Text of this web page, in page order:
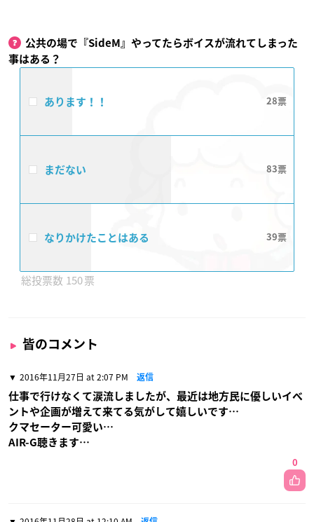
公共の場で『SideM』やってたらボイスが流れてしまった
事はある？
あります！！ 28
まだない 83
なりかけたことはある 39
150
皆のコメント
2016年11月27日 at 2:07 PM 返信
仕事で行けなくて涙流しましたが、最近は地方民に優しいイベ
ントや企画が増えて来てる気がして嬉しいです…
クマセーター可愛い…
AIR-G聴きます…
0